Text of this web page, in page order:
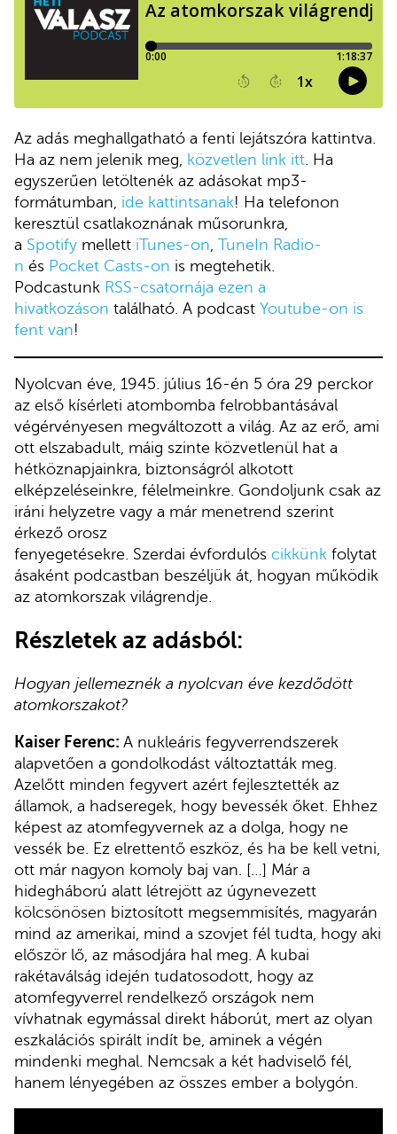
Az adás meghallgatható a fenti lejátszóra kattintva.
Ha az nem jelenik meg, közvetlen link itt. Ha
egyszerűen letöltenék az adásokat mp3-
formátumban, ide kattintsanak! Ha telefonon
keresztül csatlakoznának műsorunkra,
a Spotify mellett iTunes-on, TuneIn Radio-
n és Pocket Casts-on is megtehetik.
Podcastunk RSS-csatornája ezen a
hivatkozáson található. A podcast Youtube-on is
fent van!
Nyolcvan éve, 1945. július 16-én 5 óra 29 perckor
az első kísérleti atombomba felrobbantásával
végérvényesen megváltozott a világ. Az az erő, ami
ott elszabadult, máig szinte közvetlenül hat a
hétköznapjainkra, biztonságról alkotott
elképzeléseinkre, félelmeinkre. Gondoljunk csak az
iráni helyzetre vagy a már menetrend szerint
érkező orosz
fenyegetésekre. Szerdai évfordulós cikkünk folytat
ásaként podcastban beszéljük át, hogyan működik
az atomkorszak világrendje.
Részletek az adásból:
Hogyan jellemeznék a nyolcvan éve kezdődött
atomkorszakot?
Kaiser Ferenc: A nukleáris fegyverrendszerek
alapvetően a gondolkodást változtatták meg.
Azelőtt minden fegyvert azért fejlesztették az
államok, a hadseregek, hogy bevessék őket. Ehhez
képest az atomfegyvernek az a dolga, hogy ne
vessék be. Ez elrettentő eszköz, és ha be kell vetni,
ott már nagyon komoly baj van. […] Már a
hidegháború alatt létrejött az úgynevezett
kölcsönösen biztosított megsemmisítés, magyarán
mind az amerikai, mind a szovjet fél tudta, hogy aki
először lő, az másodjára hal meg. A kubai
rakétaválság idején tudatosodott, hogy az
atomfegyverrel rendelkező országok nem
vívhatnak egymással direkt háborút, mert az olyan
eszkalációs spirált indít be, aminek a végén
mindenki meghal. Nemcsak a két hadviselő fél,
hanem lényegében az összes ember a bolygón.